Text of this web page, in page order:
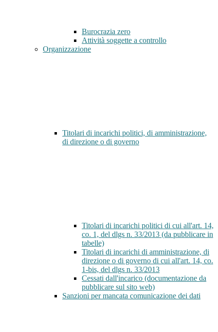
Burocrazia zero
Attività soggette a controllo
Organizzazione
Titolari di incarichi politici, di amministrazione,
di direzione o di governo
Titolari di incarichi politici di cui all'art. 14,
co. 1, del dlgs n. 33/2013 (da pubblicare in
tabelle)
Titolari di incarichi di amministrazione, di
direzione o di governo di cui all'art. 14, co.
1-bis, del dlgs n. 33/2013
Cessati dall'incarico (documentazione da
pubblicare sul sito web)
Sanzioni per mancata comunicazione dei dati